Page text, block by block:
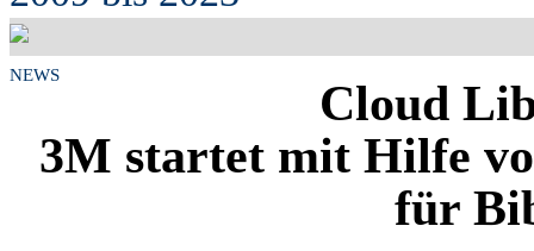
NEWS
Cloud
3M startet mit Hilfe
für